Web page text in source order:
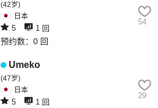
(42岁)
日本
5 1 回
预约数：0 回
54
Umeko
(47岁)
日本
5 1 回
29